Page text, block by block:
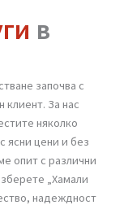
в
започва с
клиент. За нас
няколко
с ясни цени и без
опит с различни
„Хамали